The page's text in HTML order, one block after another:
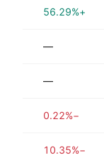
+56.29%
—
—
−0.22%
−10.35%